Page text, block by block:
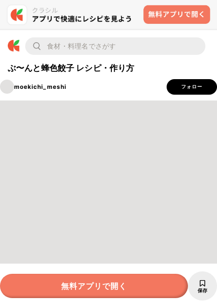
ぶ〜んと蜂色餃子 レシピ・作り方
moekichi_meshi フォロー
無料アプリで開く 保存